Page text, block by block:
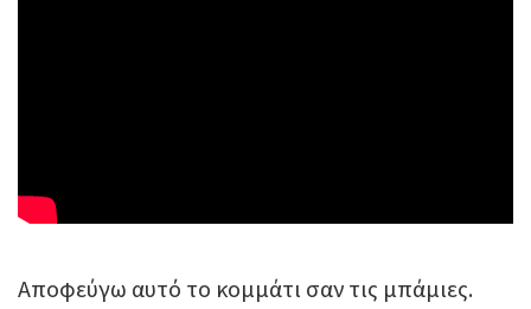
Αποφεύγω αυτό το κομμάτι σαν τις μπάμιες.